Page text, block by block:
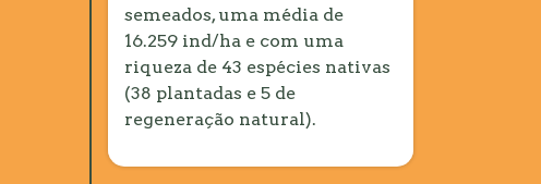
semeados, uma média de
16.259 ind/ha e com uma
riqueza de 43 espécies nativas
(38 plantadas e 5 de
regeneração natural).